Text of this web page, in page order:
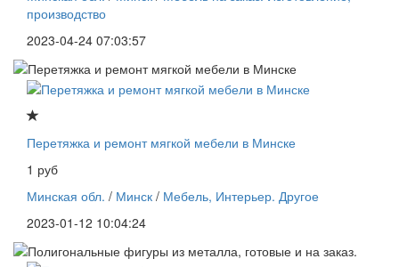
производство
2023-04-24 07:03:57
Перетяжка и ремонт мягкой мебели в Минске
1 руб
Минская обл. / Минск / Мебель, Интерьер. Другое
2023-01-12 10:04:24